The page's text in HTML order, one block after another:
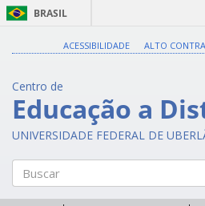
BRASIL
ACESSIBILIDADE ALTO
Centro de
Educação a
UNIVERSIDADE FEDERAL DE
Buscar